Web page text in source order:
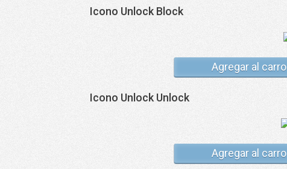
Icono Unlock Block
Agregar al carro
Icono Unlock Unlock
Agregar al carro